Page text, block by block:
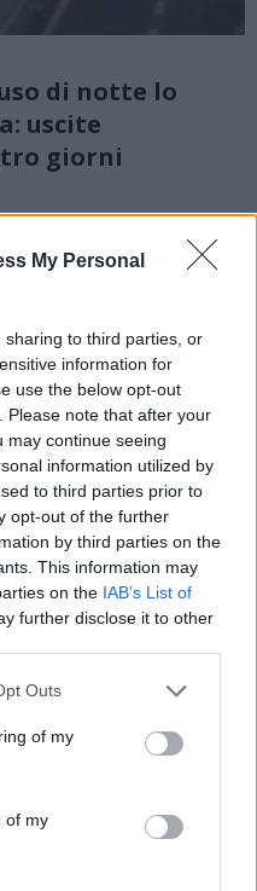
My Personal
to third parties, or
information for
use the below opt-out
Please note that after your
may continue seeing
information utilized by
to third parties prior to
opt-out of the further
by third parties on the
This information may
on the IAB’s List of
further disclose it to other
Outs
of my
of my
di notte lo
uscite
giorni
corso gratuito per